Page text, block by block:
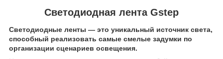
Светодиодная лента Gstep
Светодиодные ленты — это уникальный источник света,
способный реализовать самые смелые задумки по
организации сценариев освещения.